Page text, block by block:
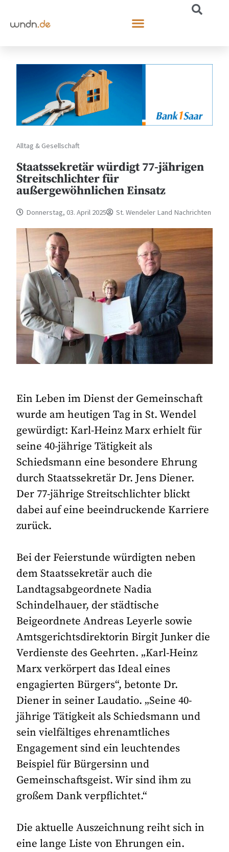
Alltag & Gesellschaft
Staatssekretär würdigt 77-jährigen
Streitschlichter für
außergewöhnlichen Einsatz
Donnerstag, 03. April 2025 St. Wendeler Land Nachrichten
Ein Leben im Dienst der Gemeinschaft
wurde am heutigen Tag in St. Wendel
gewürdigt: Karl-Heinz Marx erhielt für
seine 40-jährige Tätigkeit als
Schiedsmann eine besondere Ehrung
durch Staatssekretär Dr. Jens Diener.
Der 77-jährige Streitschlichter blickt
dabei auf eine beeindruckende Karriere
zurück.
Bei der Feierstunde würdigten neben
dem Staatssekretär auch die
Landtagsabgeordnete Nadia
Schindelhauer, der städtische
Beigeordnete Andreas Leyerle sowie
Amtsgerichtsdirektorin Birgit Junker die
Verdienste des Geehrten. „Karl-Heinz
Marx verkörpert das Ideal eines
engagierten Bürgers“, betonte Dr.
Diener in seiner Laudatio. „Seine 40-
jährige Tätigkeit als Schiedsmann und
sein vielfältiges ehrenamtliches
Engagement sind ein leuchtendes
Beispiel für Bürgersinn und
Gemeinschaftsgeist. Wir sind ihm zu
großem Dank verpflichtet.“
Die aktuelle Auszeichnung reiht sich in
eine lange Liste von Ehrungen ein.